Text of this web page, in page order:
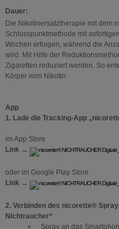
Dauer:
Die Nikotinersatztherapie mit dem
Schlusspunktmethode mit
Wochen erfolgen, während die
wird. Mit Hilfe der
Zigaretten reduziert werden. So
Körper vom Nikotin.
App
1. Lade die Tracking-App
im App Store
Link →
oder im Google Play Store
Link →
2. Verbinden des nicorette®
Nichtraucher“
• Spray an das Smartphone